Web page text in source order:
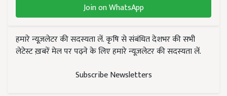
Join on WhatsApp
हमारे न्यूज़लेटर की सदस्यता लें. कृषि से संबंधित देशभर की सभी
लेटेस्ट ख़बरें मेल पर पढ़ने के लिए हमारे न्यूज़लेटर की सदस्यता लें.
Subscribe Newsletters